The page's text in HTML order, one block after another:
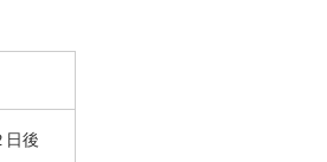
日後